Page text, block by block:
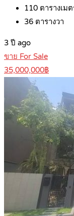
110 ตารางเม
36 ตารางวา
3 ปี ago
ขาย For Sale
35,000,000฿